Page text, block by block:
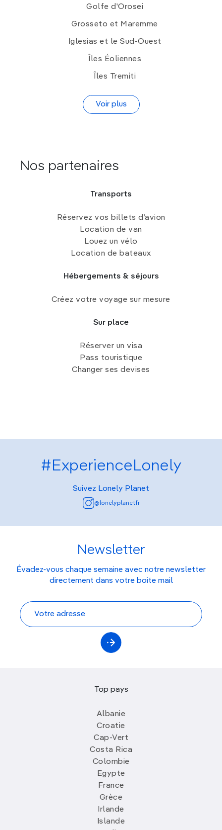
Golfe d'Orosei
Grosseto et Maremme
Iglesias et le Sud-Ouest
Îles Éoliennes
Îles Tremiti
Voir plus
Nos partenaires
Transports
Réservez vos billets d’avion
Location de van
Louez un vélo
Location de bateaux
Hébergements & séjours
Créez votre voyage sur mesure
Sur place
Réserver un visa
Pass touristique
Changer ses devises
#ExperienceLonely
Suivez Lonely Planet
@lonelyplanetfr
Newsletter
Évadez-vous chaque semaine avec notre newsletter
directement dans votre boite mail
Top pays
Albanie
Croatie
Cap-Vert
Costa Rica
Colombie
Egypte
France
Grèce
Irlande
Islande